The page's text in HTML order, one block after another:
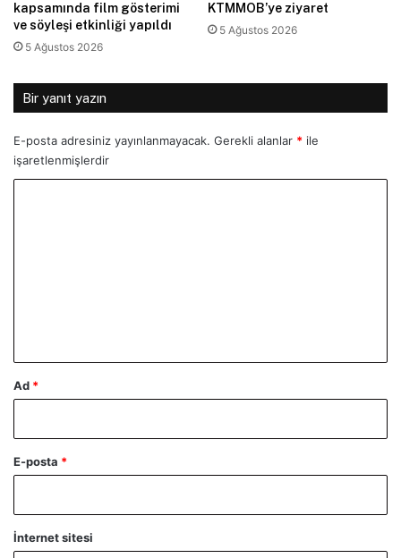
kapsamında film gösterimi
ve söyleşi etkinliği yapıldı
5 Ağustos 2026
KTMMOB’ye ziyaret
5 Ağustos 2026
Bir yanıt yazın
E-posta adresiniz yayınlanmayacak. Gerekli alanlar * ile
işaretlenmişlerdir
Ad *
E-posta *
İnternet sitesi